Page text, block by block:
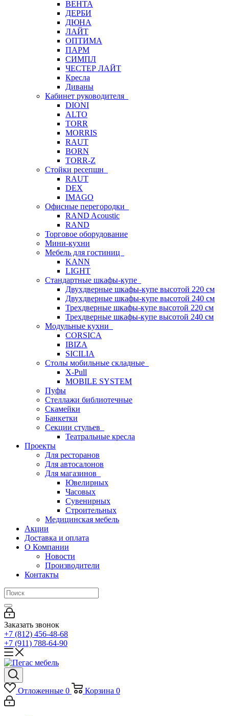
ВЕНТА
ДЕРБИ
ДЮНА
ЛАЙТ
ОПТИМА
ПАРМ
СИМПЛ
ЧЕСТЕР ЛАЙТ
Кресла
Диваны
Кабинет руководителя
DIONI
ALTO
TORR
MORRIS
RAUT
BORN
TORR-Z
Стойки ресепшн
RAUT
DEX
IMAGO
Офисные перегородки
RAND Acoustic
RAND
Торговое оборудование
Мини-кухни
Мебель для гостиниц
KANN
LIGHT
Стандартные шкафы-купе
Двухдверные шкафы-купе высотой 220 см
Двухдверные шкафы-купе высотой 240 см
Трехдверные шкафы-купе высотой 220 см
Трехдверные шкафы-купе высотой 240 см
Модульные кухни
CORSICA
IBIZA
SICILIA
Столы мобильные складные
X-Pull
MOBILE SYSTEM
Пуфы
Стеллажи библиотечные
Скамейки
Банкетки
Секции стульев
Театральные кресла
Проекты
Для ресторанов
Для автосалонов
Для магазинов
Ювелирных
Часовых
Сувенирных
Строительных
Медицинская мебель
Акции
Доставка и оплата
О Компании
Новости
Производители
Контакты
Заказать звонок
+7 (812) 456-48-68
+7 (911) 788-64-90
Отложенные 0 Корзина 0